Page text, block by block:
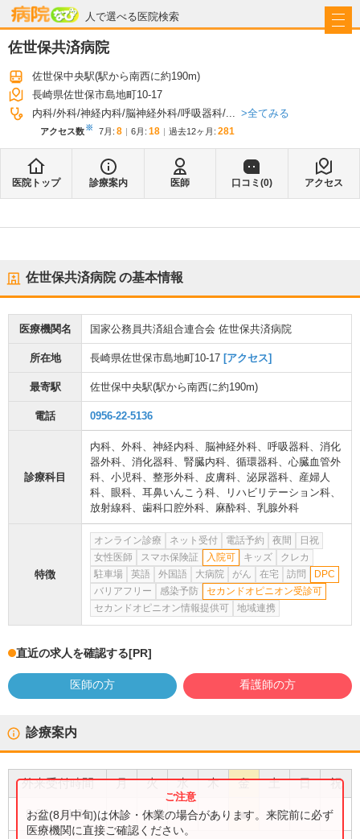
人で選べる医院検索
病院なび
佐世保共済病院
佐世保中央駅(駅から南西に約190m)
長崎県佐世保市島地町10-17
内科 外科 神経内科 脳神経外科 呼吸器科 ... 全てみる
アクセス数※ 7月 : 8 6月 : 18 過去12ヶ月: 281
医院トップ 診療案内 医師 口コミ(0) アクセス
佐世保共済病院の基本情報
医療機関名 国家公務員共済組合連合会 佐世保共済病院
所在地 長崎県佐世保市島地町10-17 [アクセス]
最寄駅 佐世保中央駅(駅から南西に約190m)
電話 0956-22-5136
診療科目
内科、 外科、 神経内科、 脳神経外科、 呼吸器科、 消化
器外科、 消化器科、 腎臓内科、 循環器科、 心臓血管外
科、 小児科、 整形外科、 皮膚科、 泌尿器科、 産婦人
科、 眼科、 耳鼻いんこう科、 リハビリテーション科、
放射線科、 歯科口腔外科、 麻酔科、 乳腺外科
特徴
オンライン診療 ネット受付 電話予約 夜間
日祝
女性医師
スマホ保険証 入院可 キッズ
クレカ
駐車場
英語 外国語 大病院 がん 在宅 訪問
DPC
バリアフリー
感染予防
セカンドオピニオン受診可
セカンドオピニオン情報提供可
地域連携
直近の求人を確認する[PR]
医師の方 看護師の方
診療案内
外来受付時間 月 火 水 木 金 土 日 祝
8:00〜 11:30 ● ● ● ● ●
お盆(8月中旬)は休診・休業の場合があります。来院前に必ず
医療機関に直接ご確認ください。